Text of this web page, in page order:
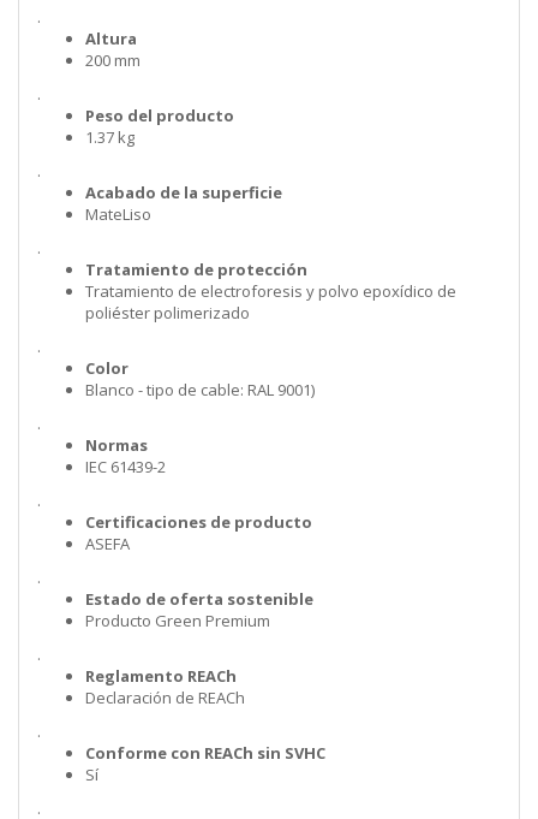
.
Altura
200 mm
.
Peso del producto
1.37 kg
.
Acabado de la superficie
MateLiso
.
Tratamiento de protección
Tratamiento de electroforesis y polvo epoxídico de
poliéster polimerizado
.
Color
Blanco - tipo de cable: RAL 9001)
.
Normas
IEC 61439-2
.
Certificaciones de producto
ASEFA
.
Estado de oferta sostenible
Producto Green Premium
.
Reglamento REACh
Declaración de REACh
.
Conforme con REACh sin SVHC
Sí
.